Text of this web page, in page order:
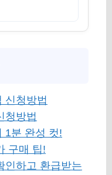
신청방법
청방법
1분 완성 컷!
구매 팁!
인하고 환급받는